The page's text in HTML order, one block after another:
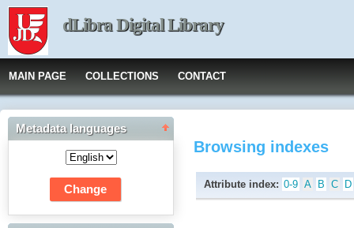
dLibra Digital Library
MAIN PAGE COLLECTIONS CONTACT
Metadata languages
Browsing indexes
Attribute index: 0-9 A B C D